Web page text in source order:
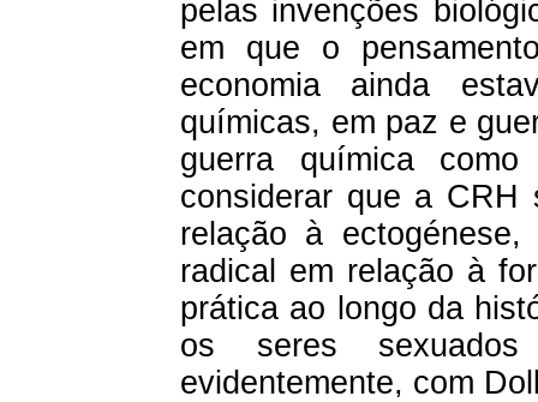
pelas invenções
em que o
economia ainda
químicas, em paz e
guerra química
considerar que a CRH
relação à
radical em relação à
prática ao longo da
os seres
evidentemente, com